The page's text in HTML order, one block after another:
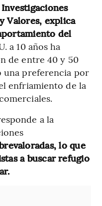
Investigaciones
Valores, explica
del
a 10 años ha
de entre 40 y 50
una preferencia por
enfriamiento de la
a la
lo que
a buscar refugio